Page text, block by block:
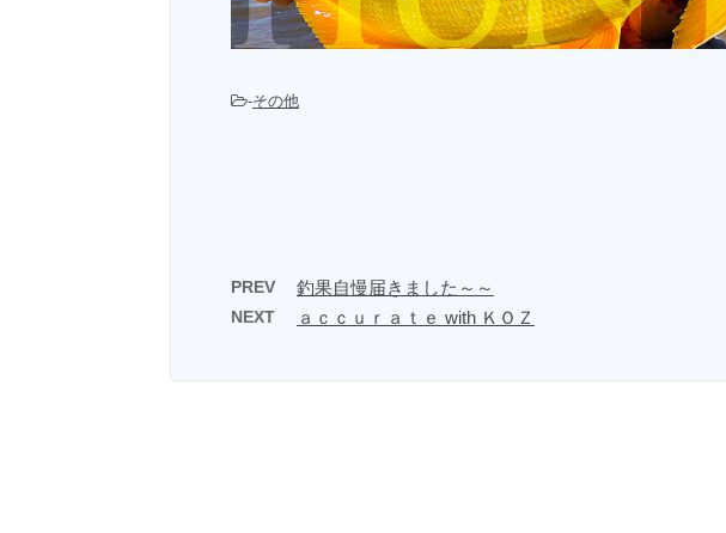
-その他
PREV 釣果自慢届きました～～
NEXT ａｃｃｕｒａｔｅ with ＫＯＺ